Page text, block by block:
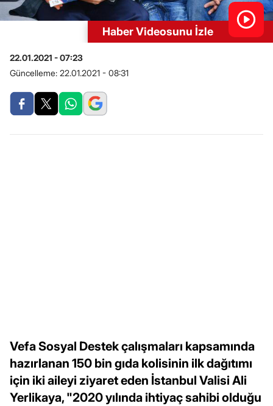
Haber Videosunu İzle
22.01.2021 - 07:23
Güncelleme: 22.01.2021 - 08:31
Vefa Sosyal Destek çalışmaları kapsamında
hazırlanan 150 bin gıda kolisinin ilk dağıtımı
için iki aileyi ziyaret eden İstanbul Valisi Ali
Yerlikaya, "2020 yılında ihtiyaç sahibi olduğu